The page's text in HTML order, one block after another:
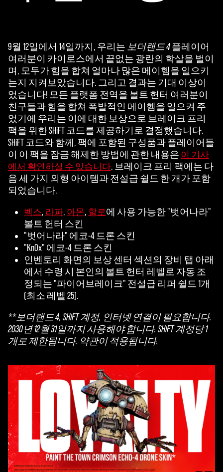
9월 12일에서 14일까지, 우리는 보더랜드 4플레이어
여러분이 카이로스에서 끝없는 광란의 학살을 벌이
며, 모두가 힘을 합쳐 얼마나 많은 메이헴을 일으키
는지 지켜보았습니다. 그리고 결과는 기대 이상이
었습니다! 모든 플랫폼 전역을 볼트 헌터 여러분이
친구들과 힘을 합쳐 폭발적인 메이헴을 일으켜 주
었기에 우리는 이에 대한 보상으로 브레이크 프리
팩을 위한 SHiFT 코드를 제공하기로 결정했습니다.
SHiFT 코드와 함께, 팩에 포함된 구성품과 플레이어들
이 이 팩을 잠금 해제한 방법에 관한 내용은 이 기사
에서 확인하실 수 있습니다. 브레이크 프리 팩에는 다
음 세 가지 외형 아이템과 전설급 쉴드 한 개가 포함
되었습니다.
벡스, 라파, 아몬, 할로 에 사용 가능한 "벗어나라"
볼트 헌터 스킨
"벗어나라" 에코-4 드론 스킨
"Kn0x" 에코-4 드론 스킨
인벤토리 화면의 보상 센터 섹션의 장비 탭 아래
에서 수령 시 본인의 볼트 헌터 레벨로 자동 조
정되는 "파이어브레이크" 전설급 리퍼 쉴드 1개
(최소 레벨 25).
**보더랜드 4, SHiFT 계정, 인터넷 연결이 필요합니다.
2030년 12월 31일까지 사용해야 합니다. SHiFT 계정당 1
개로 제한됩니다. 약관이 적용됩니다.